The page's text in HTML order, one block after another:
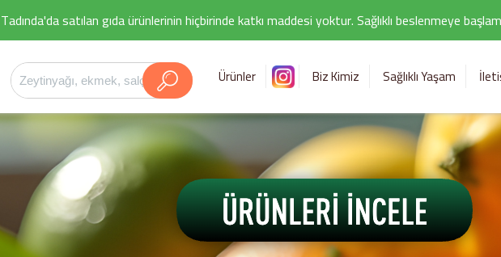
satılan gıda ürünlerinin hiçbirinde katkı maddesi yoktur. Sağlıklı beslenmeye
Ürünler Biz Kimiz Sağlıklı Yaşam